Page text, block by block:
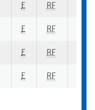
E RF
E RF
E RF
E RF